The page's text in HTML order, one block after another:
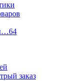
64
заказ